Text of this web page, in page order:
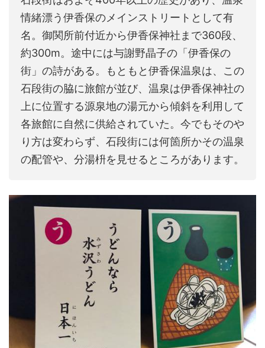
情緒漂う伊香保のメインストリートとして有
名。御関所前付近から伊香保神社まで360段、
約300m。途中には与謝野晶子の「伊香保の
街」の詩がある。もともと伊香保温泉は、この
石段街の脇に旅館が並び、温泉は伊香保神社の
上に位置する源泉地の湯元から傾斜を利用して
各旅館に自然に供給されていた。今でもそのや
り方は変わらず、石段街には何箇所かその温泉
の配管や、分湯枡を見せるところがあります。